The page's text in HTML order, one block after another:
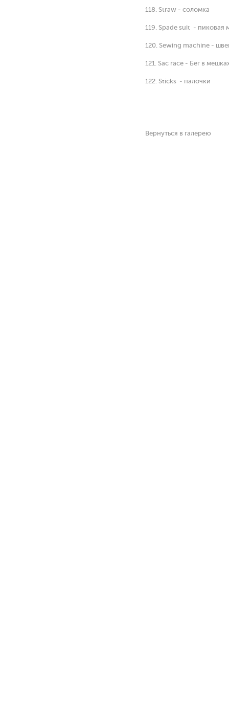
118. Straw - соломка
119. Spade suit - пиковая
120. Sewing machine -
121. Sac race - Бег в
122. Sticks - палочки
Вернуться в галерею